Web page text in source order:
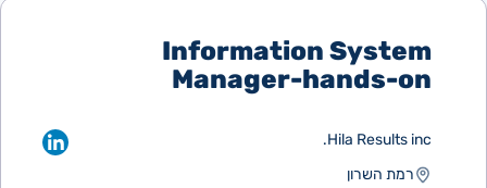
Information System
Manager-hands-on
Hila Results inc.
רמת השרון